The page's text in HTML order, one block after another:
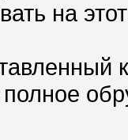
на